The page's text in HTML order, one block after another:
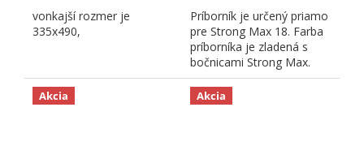
vonkajší rozmer je
335x490,
Príborník je určený priamo
pre Strong Max 18. Farba
príborníka je zladená s
bočnicami Strong Max.
Hrúbka použitého...
Akcia Akcia